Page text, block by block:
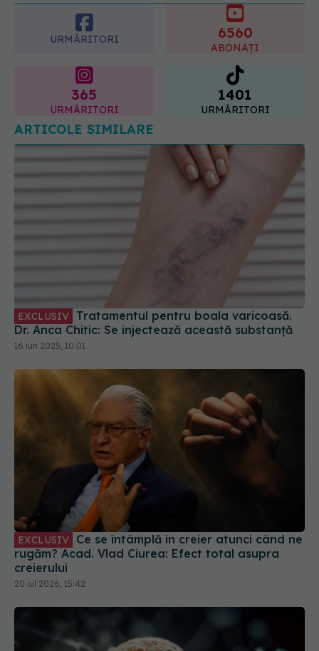
URMĂRITORI 6560
ABONAȚI
365
URMĂRITORI
1401
URMĂRITORI
ARTICOLE SIMILARE
EXCLUSIV
Dr. Anca Chitic: Se injectează această substanță
16 iun 2025, 10:01
EXCLUSIV
rugăm? Acad. Vlad Ciurea: Efect total asupra
creierului
20 iul 2026, 15:42